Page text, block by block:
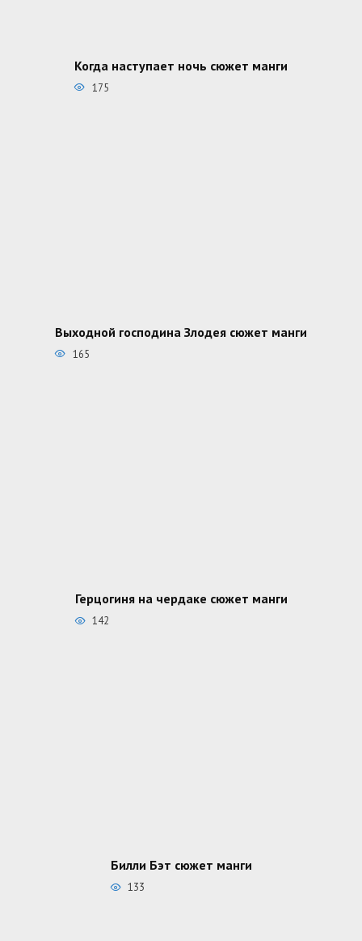
Когда наступает ночь сюжет манги
175
Выходной господина Злодея сюжет манги
165
Герцогиня на чердаке сюжет манги
142
Билли Бэт сюжет манги
133